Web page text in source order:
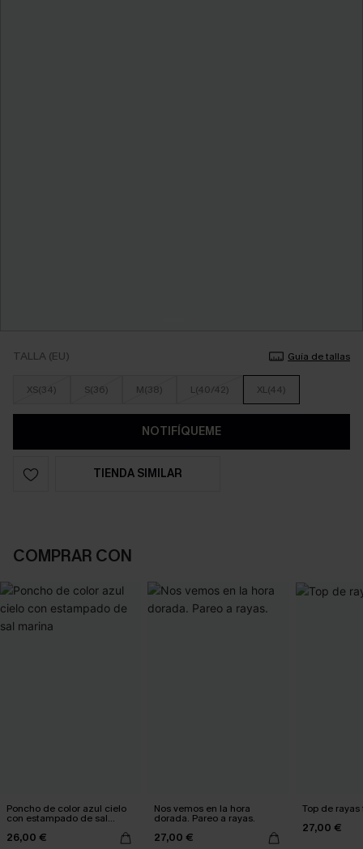
TALLA (EU) Guía de tallas
XS(34) S(36) M(38) L(40/42) XL(44)
NOTIFÍQUEME
TIENDA SIMILAR
COMPRAR CON
Poncho de color azul cielo
con estampado de sal
26,00 €
Nos vemos en la hora
dorada. Pareo a rayas.
27,00 €
Top de rayas
27,00 €